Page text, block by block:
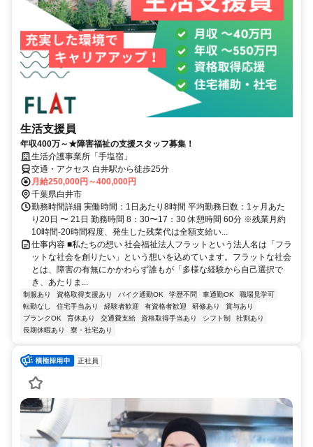
生活支援員
年収400万～★障害福祉の支援スタッフ募集！
生活介護事業所「手塩宿」
交通・アクセス 白井駅から徒歩25分
月給250,000円～400,000円
千葉県白井市
勤務時間詳細 実働時間：1日あたり8時間 平均勤務日数：1ヶ月あた
り20日 〜 21日 勤務時間 8：30〜17：30 休憩時間 60分 ※残業月約
10時間-20時間程度、発生した残業代は全額支給い...
仕事内容 ■私たちの想い 社会福祉法人フラットという法人名は「フラ
ットな社会を創りたい」という想いを込めています。フラットな社会
とは、障害の有無にかかわらず誰もが「多様な経験から自己選択で
き、あたりま...
制服あり 資格取得支援あり バイク通勤OK 学歴不問 車通勤OK
職場見学可
転勤なし
住宅手当あり 経験者歓迎 有資格者歓迎 研修あり
賞与あり
ブランクOK
育休あり 交通費支給 資格取得手当あり シフト制
社割あり
長期休暇あり
寮・社宅あり
正社員